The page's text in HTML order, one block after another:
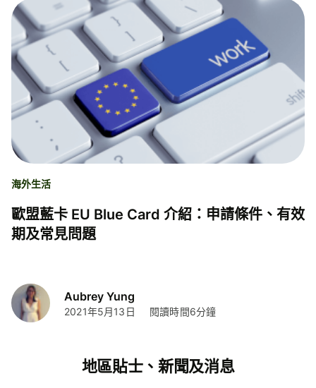
海外生活
歐盟藍卡 EU Blue Card 介紹：申請條件、有效
期及常見問題
Aubrey Yung
2021年5月13日 閱讀時間6分鐘
地區貼士、新聞及消息